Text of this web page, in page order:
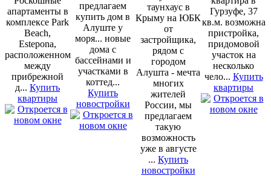
апартаменты в
комплексе Park
Beach,
Estepona,
расположенном
между
прибрежной
д... Купить
квартиры
предлагаем
купить дом в
Алуште у
моря... новые
дома с
бассейнами и
участками в
коттед...
Купить
новостройки
таунхаус в
Крыму на ЮБК
от
застройщика,
рядом с
городом
Алушта - мечта
многих
жителей
России, мы
предлагаем
такую
возможность
уже в августе
... Купить
новостройки
Гурзуфе, 37
кв.м. возможна
пристройка,
придомовой
участок на
несколько
чело... Купить
квартиры